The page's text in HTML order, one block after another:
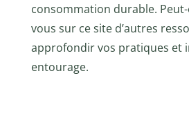
consommation durable.
vous sur ce site d’autres
approfondir vos pratiques et
entourage.